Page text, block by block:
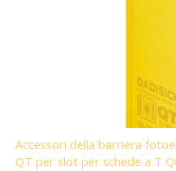
Accessori della barriera
QT per slot per schede a T